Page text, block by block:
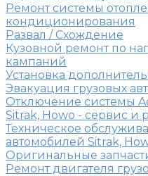
Ремонт системы
кондиционирования
Развал / Схождение
Кузовной ремонт по
кампаний
Установка
Эвакуация грузовых
Отключение системы
Sitrak, Howo - сервис и
Техническое
автомобилей Sitrak,
Оригинальные
Ремонт двигателя